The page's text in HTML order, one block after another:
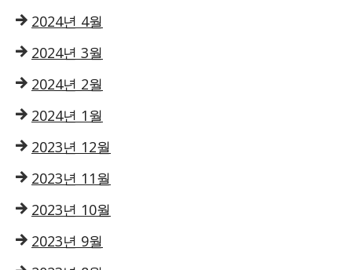
2024년 4월
2024년 3월
2024년 2월
2024년 1월
2023년 12월
2023년 11월
2023년 10월
2023년 9월